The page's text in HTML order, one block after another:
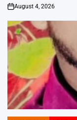
on
August 4, 2026